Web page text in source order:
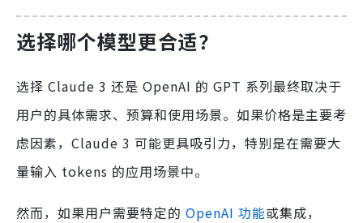
选择哪个模型更合适？
选择 Claude 3 还是 OpenAI 的 GPT 系列最终取决于
用户的具体需求、预算和使用场景。如果价格是主要考
虑因素，Claude 3 可能更具吸引力，特别是在需要大
量输入 tokens 的应用场景中。
然而，如果用户需要特定的 OpenAI 功能或集成，